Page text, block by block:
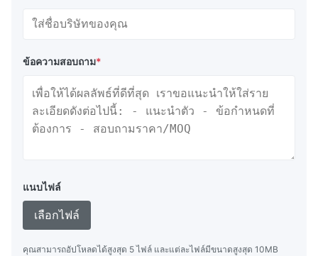
ข้อความสอบถาม*
แนบไฟล์
เลือกไฟล์
คุณสามารถอัปโหลดได้สูงสุด 5 ไฟล์ และแต่ละไฟล์มีขนาดสูงสุด 10MB